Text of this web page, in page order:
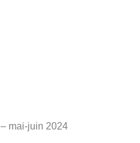
– mai-juin 2024